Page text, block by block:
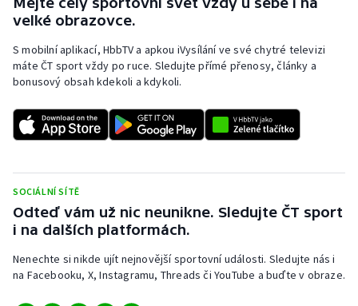
velké obrazovce.
S mobilní aplikací, HbbTV a apkou iVysílání ve své chytré televizi
máte ČT sport vždy po ruce. Sledujte přímé přenosy, články a
bonusový obsah kdekoli a kdykoli.
SOCIÁLNÍ SÍTĚ
Odteď vám už nic neunikne. Sledujte ČT sport
i na dalších platformách.
Nenechte si nikde ujít nejnovější sportovní události. Sledujte nás i
na Facebooku, X, Instagramu, Threads či YouTube a buďte v obraze.